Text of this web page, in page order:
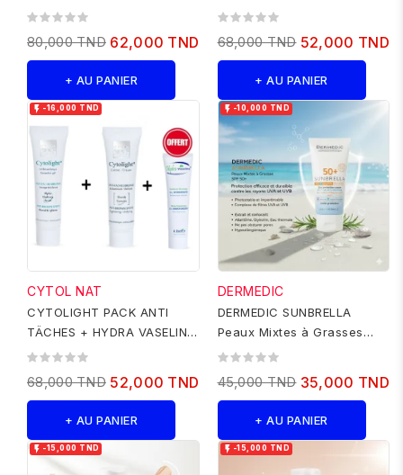
CytolCap Serum 50ml+
80,000 TND 62,000 TND
+ AU PANIER
ML GRATUIT
68,000 TND 52,000 TND
+ AU PANIER
 -16,000 TND
CYTOL NAT
CYTOLIGHT PACK ANTI
TÄCHES + HYDRA VASELINE
100ML GRATUIT
68,000 TND 52,000 TND
+ AU PANIER
 -10,000 TND
DERMEDIC
DERMEDIC SUNBRELLA
Peaux Mixtes à Grasses
SPF50+
45,000 TND 35,000 TND
+ AU PANIER
 -15,000 TND  -15,000 TND